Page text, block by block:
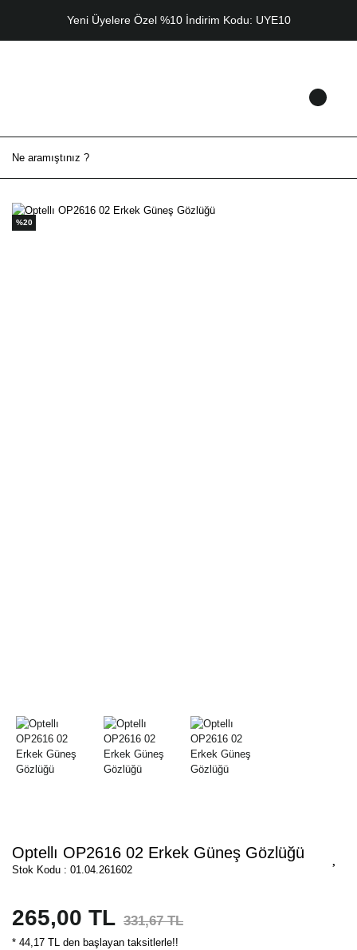
Yeni Üyelere Özel %10 İndirim Kodu: UYE10
%20
Optellı OP2616 02 Erkek Güneş Gözlüğü
Stok Kodu : 01.04.261602
265,00 TL 331,67 TL
* 44,17 TL den başlayan taksitlerle!!